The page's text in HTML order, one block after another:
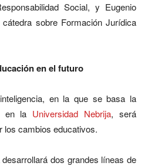
Social, y Eugenio
sobre Formación Jurídica
en el futuro
en la que se basa la
en la Universidad Nebrija, será
los cambios educativos.
dos grandes líneas de